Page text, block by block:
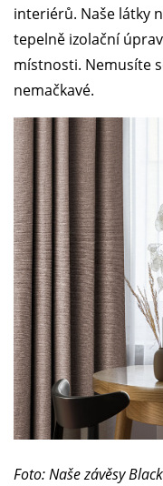
interiérů. Naše látky
tepelně izolační
místnosti. Nemusíte
nemačkavé.
Foto: Naše závěsy